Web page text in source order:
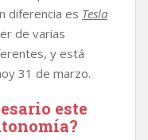
diferencia es Tesla
de varias
y está
31 de marzo.
este